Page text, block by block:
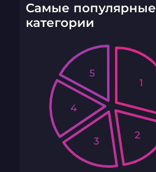
Самые популярные
категории
1
2
3
4
5